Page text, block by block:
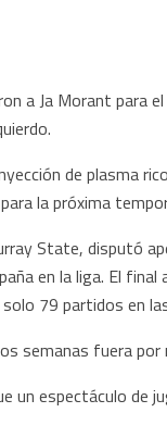
a Ja Morant para
de plasma
la próxima
State, disputó
en la liga. El
79 partidos en
semanas fuera
espectáculo de